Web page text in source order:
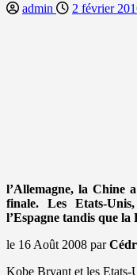
admin 2 février
l’Allemagne, la Chine
finale. Les Etats-
l’Espagne tandis que
le 16 Août 2008 par
Kobe Bryant et les Etats-